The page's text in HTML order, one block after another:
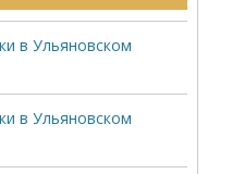
в Ульяновском
в Ульяновском